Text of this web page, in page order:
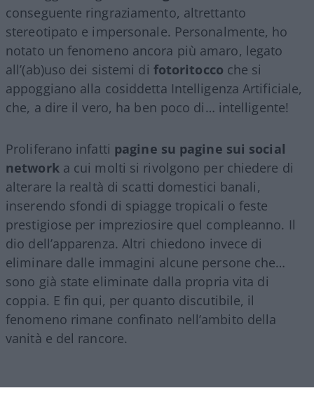
conseguente ringraziamento, altrettanto
stereotipato e impersonale. Personalmente, ho
notato un fenomeno ancora più amaro, legato
all’(ab)uso dei sistemi di fotoritocco che si
appoggiano alla cosiddetta Intelligenza Artificiale,
che, a dire il vero, ha ben poco di… intelligente!
Proliferano infatti pagine su pagine sui social
networka cui molti si rivolgono per chiedere di
alterare la realtà di scatti domestici banali,
inserendo sfondi di spiagge tropicali o feste
prestigiose per impreziosire quel compleanno. Il
dio dell’apparenza. Altri chiedono invece di
eliminare dalle immagini alcune persone che…
sono già state eliminate dalla propria vita di
coppia. E fin qui, per quanto discutibile, il
fenomeno rimane confinato nell’ambito della
vanità e del rancore.